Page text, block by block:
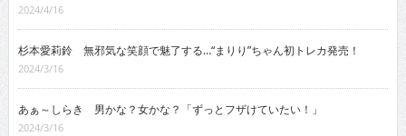
2024/4/16
杉本愛莉鈴 無邪気な笑顔で魅了する…“まりり”ちゃん初トレカ発売！
2024/3/16
あぁ～しらき 男かな？女かな？「ずっとフザけていたい！」
2024/3/16